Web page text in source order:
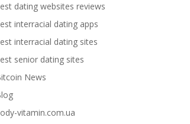
dating websites reviews
interracial dating apps
interracial dating sites
senior dating sites
News
vitamin.com.ua